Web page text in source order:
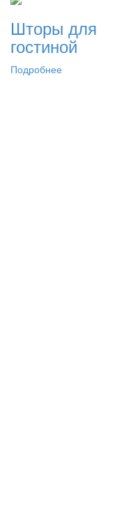
Шторы для
гостиной
Подробнее